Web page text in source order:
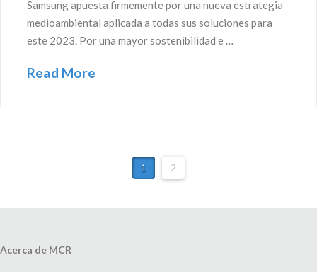
Samsung apuesta firmemente por una nueva estrategia
medioambiental aplicada a todas sus soluciones para
este 2023. Por una mayor sostenibilidad e …
Read More
1 2
Acerca de MCR